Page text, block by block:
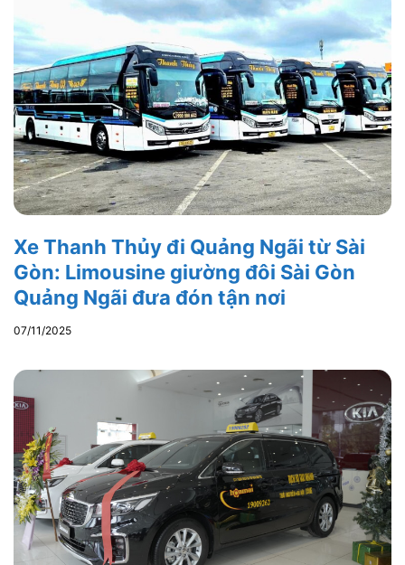
Xe Thanh Thủy đi Quảng Ngãi từ Sài
Gòn: Limousine giường đôi Sài Gòn
Quảng Ngãi đưa đón tận nơi
07/11/2025